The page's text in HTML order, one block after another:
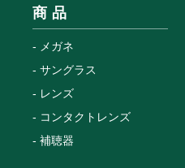
商 品
メガネ
サングラス
レンズ
コンタクトレンズ
補聴器